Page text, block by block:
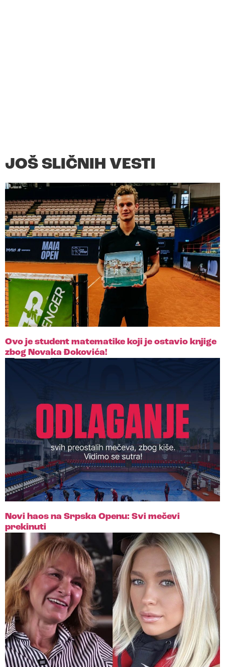
JOŠ SLIČNIH VESTI
Ovo je student matematike koji je ostavio knjige
zbog Novaka Đokovića!
Novi haos na Srpska Openu: Svi mečevi
prekinuti